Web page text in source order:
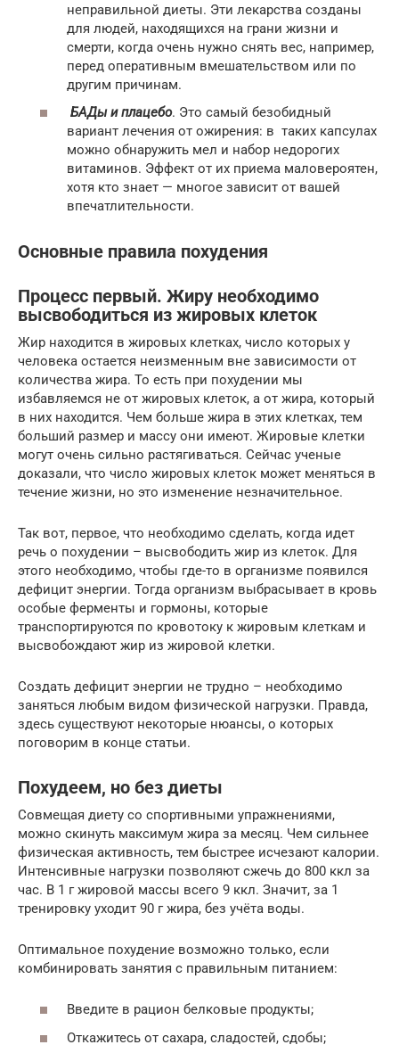
неправильной диеты. Эти лекарства созданы
для людей, находящихся на грани жизни и
смерти, когда очень нужно снять вес, например,
перед оперативным вмешательством или по
другим причинам.
БАДы и плацебо. Это самый безобидный
вариант лечения от ожирения: в таких капсулах
можно обнаружить мел и набор недорогих
витаминов. Эффект от их приема маловероятен,
хотя кто знает — многое зависит от вашей
впечатлительности.
Основные правила похудения
Процесс первый. Жиру необходимо
высвободиться из жировых клеток
Жир находится в жировых клетках, число которых у
человека остается неизменным вне зависимости от
количества жира. То есть при похудении мы
избавляемся не от жировых клеток, а от жира, который
в них находится. Чем больше жира в этих клетках, тем
больший размер и массу они имеют. Жировые клетки
могут очень сильно растягиваться. Сейчас ученые
доказали, что число жировых клеток может меняться в
течение жизни, но это изменение незначительное.
Так вот, первое, что необходимо сделать, когда идет
речь о похудении – высвободить жир из клеток. Для
этого необходимо, чтобы где-то в организме появился
дефицит энергии. Тогда организм выбрасывает в кровь
особые ферменты и гормоны, которые
транспортируются по кровотоку к жировым клеткам и
высвобождают жир из жировой клетки.
Создать дефицит энергии не трудно – необходимо
заняться любым видом физической нагрузки. Правда,
здесь существуют некоторые нюансы, о которых
поговорим в конце статьи.
Похудеем, но без диеты
Совмещая диету со спортивными упражнениями,
можно скинуть максимум жира за месяц. Чем сильнее
физическая активность, тем быстрее исчезают калории.
Интенсивные нагрузки позволяют сжечь до 800 ккл за
час. В 1 г жировой массы всего 9 ккл. Значит, за 1
тренировку уходит 90 г жира, без учёта воды.
Оптимальное похудение возможно только, если
комбинировать занятия с правильным питанием:
Введите в рацион белковые продукты;
Откажитесь от сахара, сладостей, сдобы;